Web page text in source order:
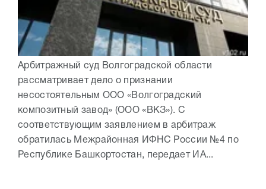
Арбитражный суд Волгоградской области
рассматривает дело о признании
несостоятельным ООО «Волгоградский
композитный завод» (ООО «ВКЗ»). С
соответствующим заявлением в арбитраж
обратилась Межрайонная ИФНС России №4 по
Республике Башкортостан, передает ИА...